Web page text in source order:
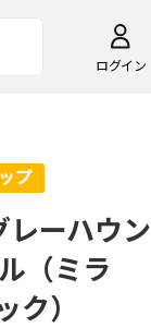
ログイン
レーハウン
（ミラ
）